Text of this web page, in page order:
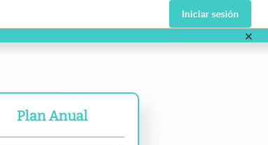
Iniciar sesión
×
Plan Anual